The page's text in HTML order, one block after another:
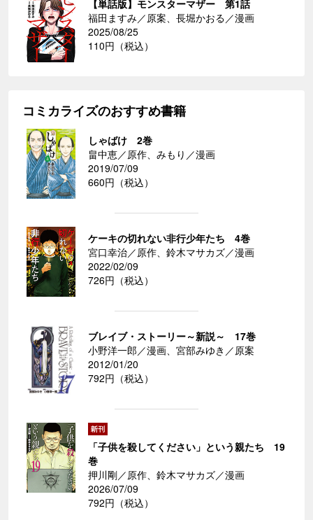
【単話版】モンスターマザー 第1話
福田ますみ／原案、長堀かおる／漫画
2025/08/25
110円（税込）
コミカライズのおすすめ書籍
しゃばけ 2巻
畠中恵／原作、みもり／漫画
2019/07/09
660円（税込）
ケーキの切れない非行少年たち 4巻
宮口幸治／原作、鈴木マサカズ／漫画
2022/02/09
726円（税込）
ブレイブ・ストーリー～新説～ 17巻
小野洋一郎／漫画、宮部みゆき／原案
2012/01/20
792円（税込）
「子供を殺してください」という親たち 19
巻
押川剛／原作、鈴木マサカズ／漫画
2026/07/09
792円（税込）